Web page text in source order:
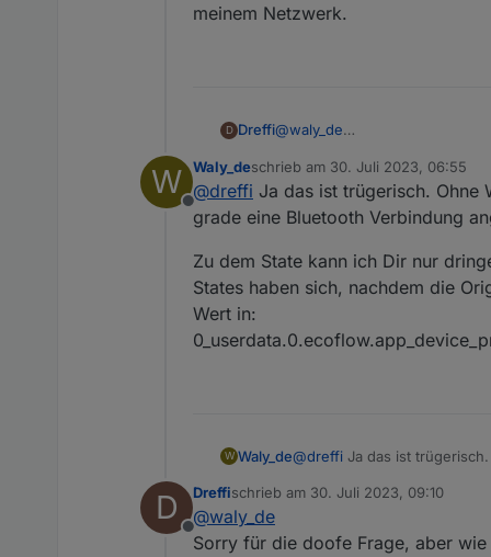
meinem Netzwerk.
D Dreffi@waly_de
der Netzbezug ging damit
gestartet.
(Sorry, der erste Pfeil muss
Abends schien es dann
gab gestern reichlich Updates
rumgespielt haben.
Zur Klarstellung: das Skript
Welches Objekt (state) in
dieses dann aktualisiert wird
Das mit der App ist ein guter
von der App lassen.
Update:
es hängt wieder. Aktuell sieht
Das Skript läuft und der Wert
totalPV steht unverändert auf
PV1_Power steht auf 3 und
Ich vermute aktuell es liegt an
Jepp, ich habe den
Powerstream hat auch gleich
W
Offline
Waly_deschrieb am 30. Juli 2023, 06:55
zuletzt editiert von
@dreffi Ja das ist trügerisch. Ohne
grade eine Bluetooth Verbindung
Zu dem State kann ich Dir nur
States haben sich, nachdem die
Wert in:
W Waly_de@dreffi Ja das ist
Zu dem State kann ich Dir
D
Offline
Dreffischrieb am 30. Juli 2023, 09:10
zuletzt editiert von
@waly_de
Sorry für die doofe Frage, aber